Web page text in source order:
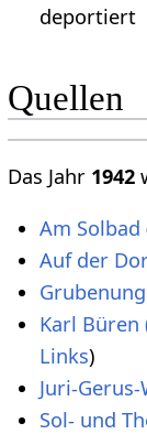
deportiert
Quellen
Das Jahr 1942
Am Solbad
Auf der
Karl Büren
Links)
Juri-Gerus-
Sol- und